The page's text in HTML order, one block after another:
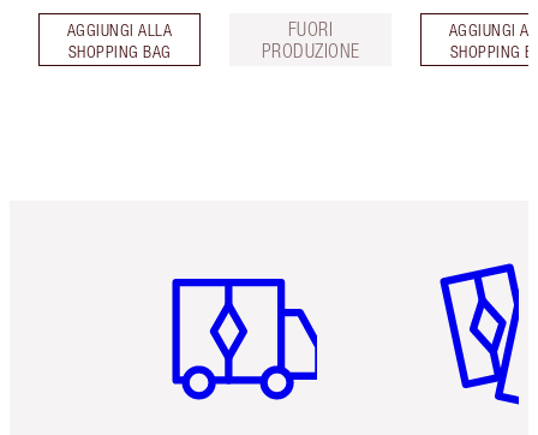
AGGIUNGI ALLA
SHOPPING BAG
FUORI
PRODUZIONE
AGGIUNGI
SHOPPING